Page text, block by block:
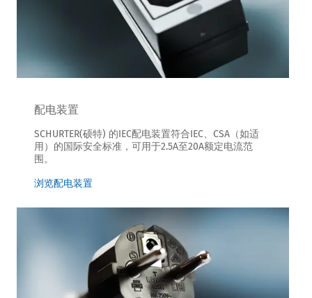
配电装置
SCHURTER(硕特) 的IEC配电装置符合IEC、CSA（如适
用）的国际安全标准，可用于2.5A至20A额定电流范
围。
浏览配电装置